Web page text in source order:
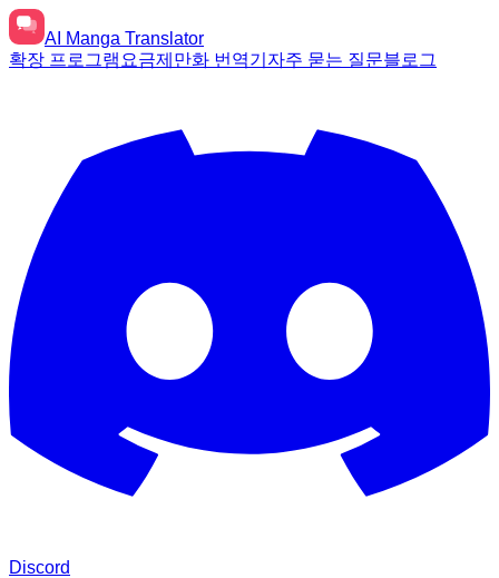
AI Manga Translator
확장 프로그램 요금제 만화 번역기 자주 묻는 질문블로그
Discord